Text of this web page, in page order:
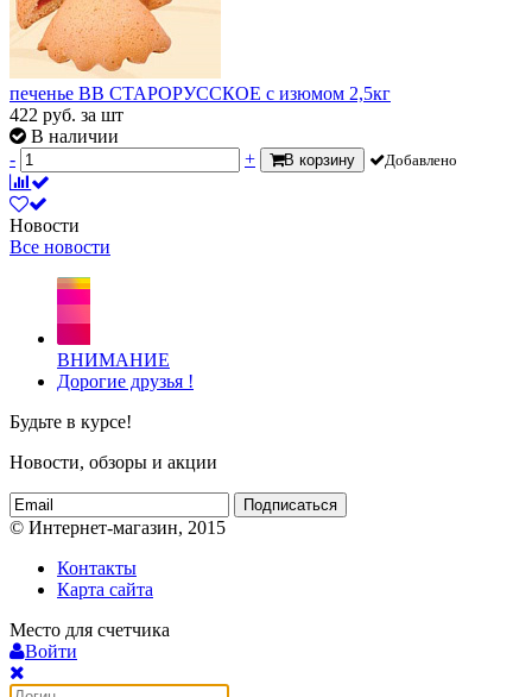
печенье ВВ СТАРОРУССКОЕ с изюмом 2,5кг
422 руб. за шт
В наличии
-
+ В корзину Добавлено
Новости
Все новости
ВНИМАНИЕ
Дорогие друзья !
Будьте в курсе!
Новости, обзоры и акции
Подписаться
© Интернет-магазин, 2015
Контакты
Карта сайта
Место для счетчика
Войти